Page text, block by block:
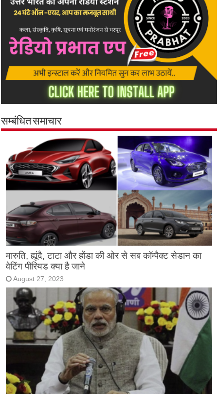
सम्बंधित समाचार
मारुति, ह्यूंदै, टाटा और होंडा की ओर से सब कॉम्पैक्ट सेडान का
वेटिंग पीरियड क्या है जाने
August 27, 2023